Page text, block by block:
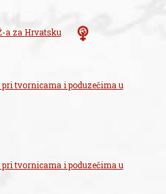
a za Hrvatsku
tvornicama i poduzečima u
tvornicama i poduzečima u